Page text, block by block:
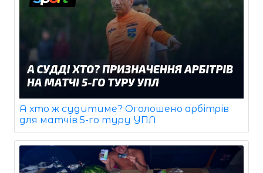
А хто ж судитиме? Оголошено арбітрів
для матчів 5-го туру УПЛ